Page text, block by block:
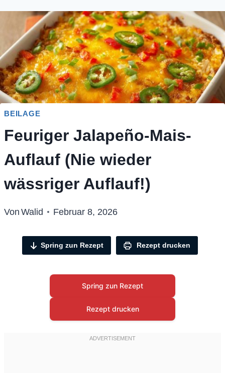
BEILAGE
Feuriger Jalapeño-Mais-
Auflauf (Nie wieder
wässriger Auflauf!)
Von Walid Februar 8, 2026
Spring zun Rezept Rezept drucken
Spring zun Rezept
Rezept drucken